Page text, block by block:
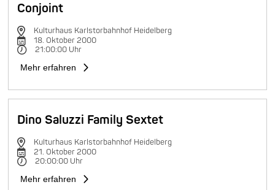
Conjoint
Kulturhaus Karlstorbahnhof Heidelberg
18. Oktober 2000
21:00:00 Uhr
Mehr erfahren
Dino Saluzzi Family Sextet
Kulturhaus Karlstorbahnhof Heidelberg
21. Oktober 2000
20:00:00 Uhr
Mehr erfahren